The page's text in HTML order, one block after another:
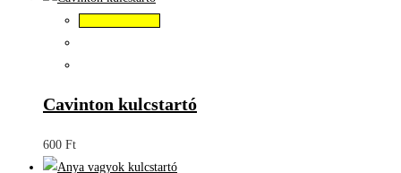
Cavinton kulcstartó
600 Ft